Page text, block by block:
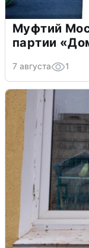
Муфтий
партии
7 августа 1